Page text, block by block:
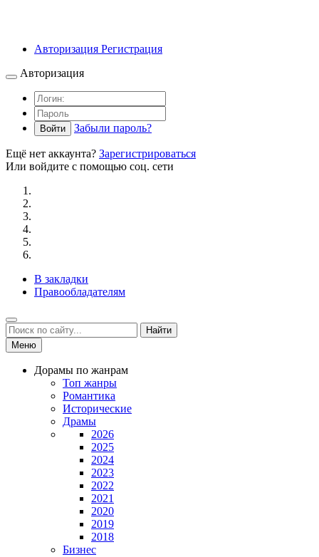
Авторизация Регистрация
Авторизация
Войти Забыли пароль?
Ещё нет аккаунта? Зарегистрироваться
Или войдите с помощью соц. сети
В закладки
Правообладателям
Найти
Меню
Дорамы по жанрам
Топ жанры
Романтика
Исторические
Драмы
2026
2025
2024
2023
2022
2021
2020
2019
2018
Бизнес